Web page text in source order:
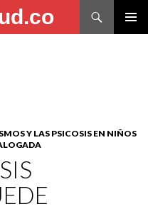
Y LAS PSICOSIS EN NIÑOS